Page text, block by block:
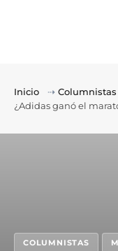
Inicio ⇢ Columnistas
¿Adidas ganó el
COLUMNISTAS